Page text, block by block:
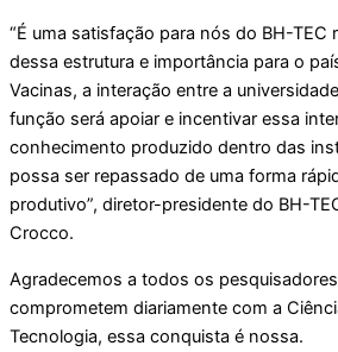
“É uma satisfação para nós do BH-TEC
dessa estrutura e importância para o
Vacinas, a interação entre a
função será apoiar e incentivar essa
conhecimento produzido dentro das
possa ser repassado de uma forma
produtivo”, diretor-presidente do BH-
Crocco.
Agradecemos a todos os
comprometem diariamente com a
Tecnologia, essa conquista é nossa.